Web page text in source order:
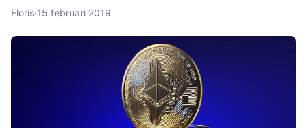
hoogtepunt te staan en Ethereum volgde in rap
Floris·15 februari 2019